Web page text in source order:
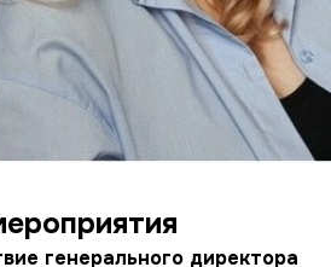
генерального директора